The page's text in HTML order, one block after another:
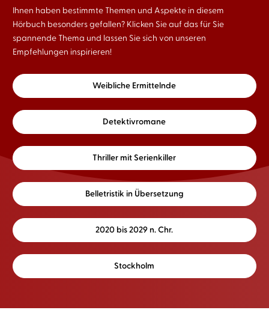
Ihnen haben bestimmte Themen und Aspekte in diesem
Hörbuch besonders gefallen? Klicken Sie auf das für Sie
spannende Thema und lassen Sie sich von unseren
Empfehlungen inspirieren!
Weibliche Ermittelnde
Detektivromane
Thriller mit Serienkiller
Belletristik in Übersetzung
2020 bis 2029 n. Chr.
Stockholm